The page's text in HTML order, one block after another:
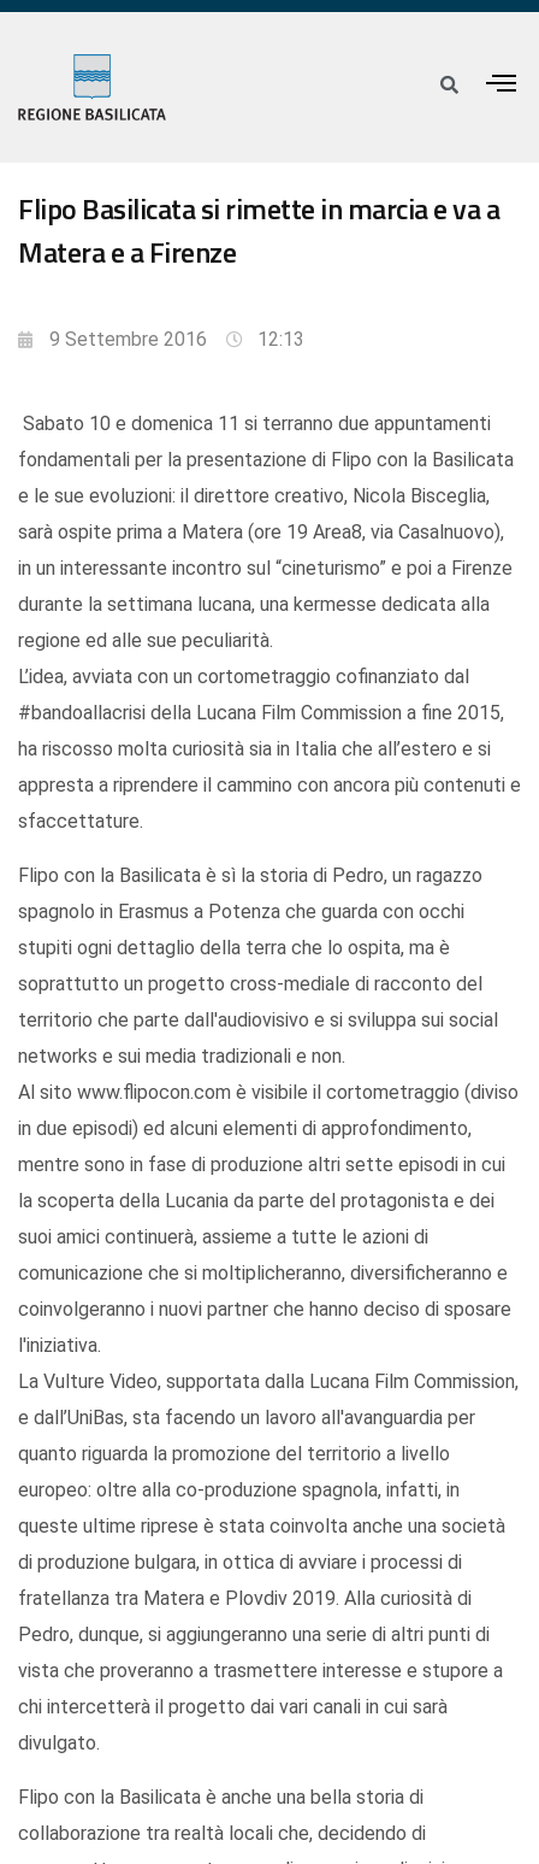
Flipo Basilicata si rimette in marcia e va a
Matera e a Firenze
9 Settembre 2016 12:13
Sabato 10 e domenica 11 si terranno due appuntamenti
fondamentali per la presentazione di Flipo con la Basilicata
e le sue evoluzioni: il direttore creativo, Nicola Bisceglia,
sarà ospite prima a Matera (ore 19 Area8, via Casalnuovo),
in un interessante incontro sul “cineturismo” e poi a Firenze
durante la settimana lucana, una kermesse dedicata alla
regione ed alle sue peculiarità.
L’idea, avviata con un cortometraggio cofinanziato dal
#bandoallacrisi della Lucana Film Commission a fine 2015,
ha riscosso molta curiosità sia in Italia che all’estero e si
appresta a riprendere il cammino con ancora più contenuti e
sfaccettature.
Flipo con la Basilicata è sì la storia di Pedro, un ragazzo
spagnolo in Erasmus a Potenza che guarda con occhi
stupiti ogni dettaglio della terra che lo ospita, ma è
soprattutto un progetto cross-mediale di racconto del
territorio che parte dall'audiovisivo e si sviluppa sui social
networks e sui media tradizionali e non.
Al sito www.flipocon.com è visibile il cortometraggio (diviso
in due episodi) ed alcuni elementi di approfondimento,
mentre sono in fase di produzione altri sette episodi in cui
la scoperta della Lucania da parte del protagonista e dei
suoi amici continuerà, assieme a tutte le azioni di
comunicazione che si moltiplicheranno, diversificheranno e
coinvolgeranno i nuovi partner che hanno deciso di sposare
l'iniziativa.
La Vulture Video, supportata dalla Lucana Film Commission,
e dall’UniBas, sta facendo un lavoro all'avanguardia per
quanto riguarda la promozione del territorio a livello
europeo: oltre alla co-produzione spagnola, infatti, in
queste ultime riprese è stata coinvolta anche una società
di produzione bulgara, in ottica di avviare i processi di
fratellanza tra Matera e Plovdiv 2019. Alla curiosità di
Pedro, dunque, si aggiungeranno una serie di altri punti di
vista che proveranno a trasmettere interesse e stupore a
chi intercetterà il progetto dai vari canali in cui sarà
divulgato.
Flipo con la Basilicata è anche una bella storia di
collaborazione tra realtà locali che, decidendo di